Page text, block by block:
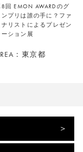
回 EMON AWARDのグ
ンプリは誰の手に？ファ
ナリストによるプレゼン
ーション展
：東京都